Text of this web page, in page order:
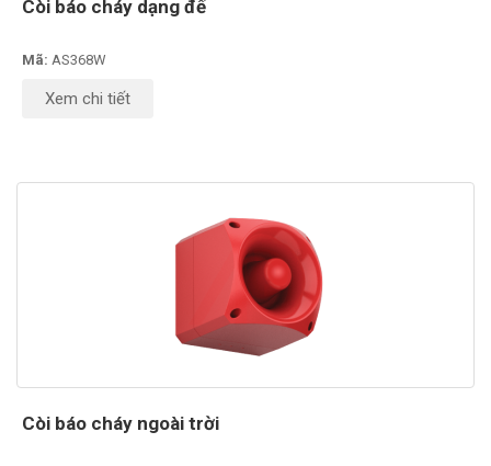
Còi báo cháy dạng đế
Mã: AS368W
Xem chi tiết
Còi báo cháy ngoài trời